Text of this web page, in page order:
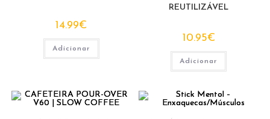
14.99€
Adicionar
REUTILIZÁVEL
10.95€
Adicionar